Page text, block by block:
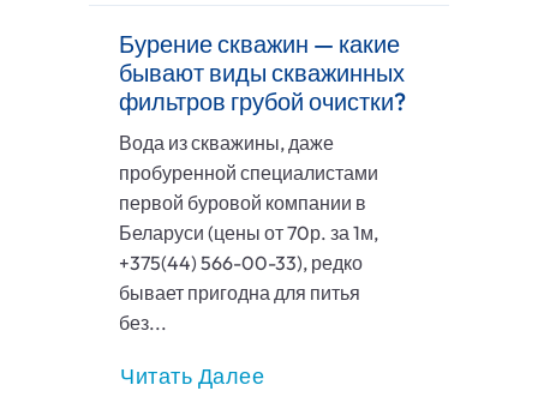
Бурение скважин — какие
бывают виды скважинных
фильтров грубой очистки?
Вода из скважины, даже
пробуренной специалистами
первой буровой компании в
Беларуси (цены от 70р. за 1м,
+375(44) 566-00-33), редко
бывает пригодна для питья
без...
Читать Далее